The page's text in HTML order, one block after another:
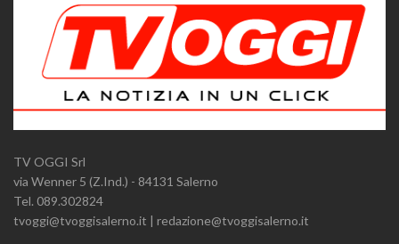
TV OGGI Srl
via Wenner 5 (Z.Ind.) - 84131 Salerno
Tel. 089.302824
tvoggi@tvoggisalerno.it | redazione@tvoggisalerno.it